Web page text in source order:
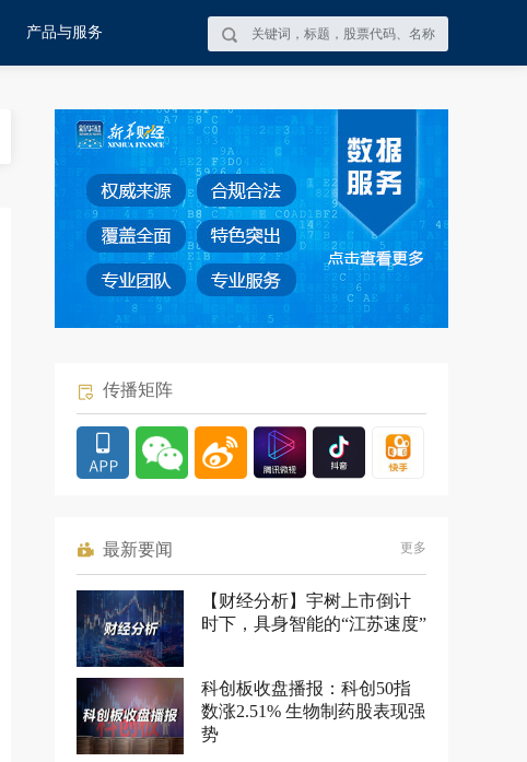
产品与服务
传播矩阵
最新要闻 更多
【财经分析】宇树上市倒计
时下，具身智能的“江苏速度”
科创板收盘播报：科创50指
数涨2.51% 生物制药股表现强
势